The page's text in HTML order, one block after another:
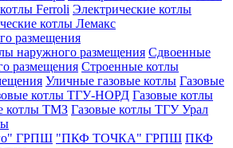
Ferroli Электрические котлы
котлы Лемакс
размещения
наружного размещения Сдвоенные
размещения Строенные котлы
Уличные газовые котлы Газовые
котлы ТГУ-НОРД Газовые котлы
котлы ТМЗ Газовые котлы ТГУ Урал
ГРПШ "ПКФ ТОЧКА" ГРПШ ПКФ